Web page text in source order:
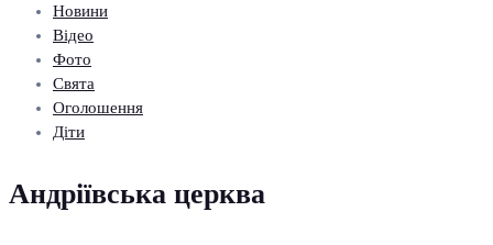
Новини
Відео
Фото
Свята
Оголошення
Діти
Андріївська церква